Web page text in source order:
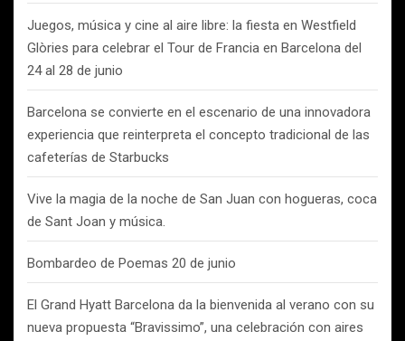
Juegos, música y cine al aire libre: la fiesta en Westfield
Glòries para celebrar el Tour de Francia en Barcelona del
24 al 28 de junio
Barcelona se convierte en el escenario de una innovadora
experiencia que reinterpreta el concepto tradicional de las
cafeterías de Starbucks
Vive la magia de la noche de San Juan con hogueras, coca
de Sant Joan y música.
Bombardeo de Poemas 20 de junio
El Grand Hyatt Barcelona da la bienvenida al verano con su
nueva propuesta “Bravissimo”, una celebración con aires